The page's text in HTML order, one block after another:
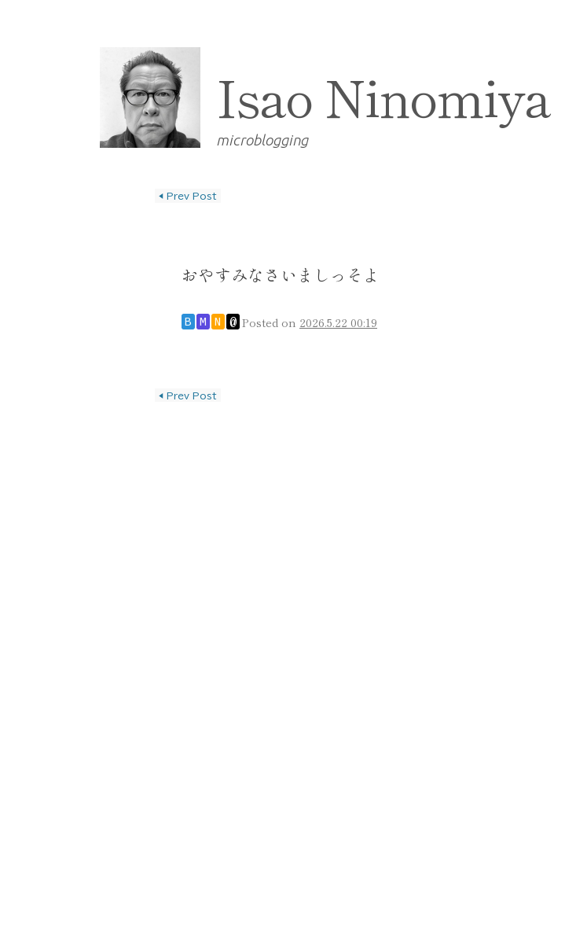
Isao Ninomiya
microblogging
◀ Prev Post
おやすみなさいましっそよ
B M N @ Posted on 2026.5.22 00:19
投稿ナビゲーション
◀ Prev Post